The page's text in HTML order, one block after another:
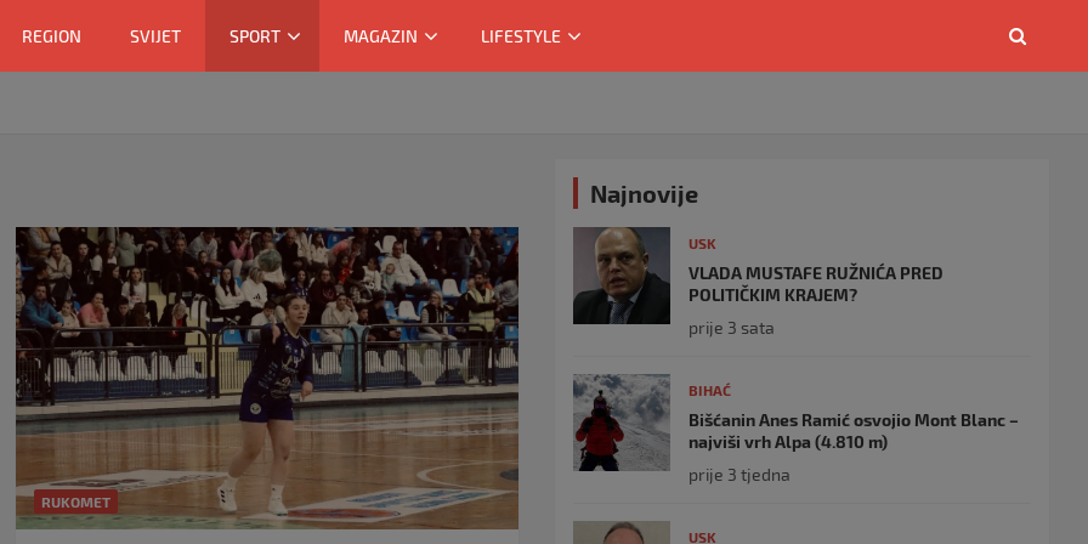
REGION SVIJET SPORT MAGAZIN LIFESTYLE
RUKOMET
Najnovije
USK
VLADA MUSTAFE RUŽNIĆA PRED
POLITIČKIM KRAJEM?
prije 3 sata
BIHAĆ
Bišćanin Anes Ramić osvojio Mont Blanc –
najviši vrh Alpa (4.810 m)
prije 3 tjedna
USK